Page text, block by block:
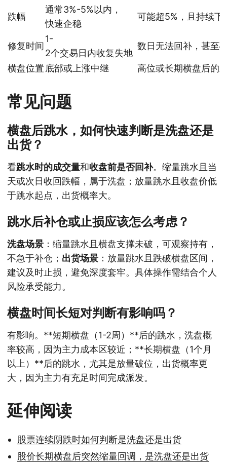
跌幅
通常3%-5%以内，
快速企稳
可能超5%，且持续下
修复时间
1-
2个交易日内收复失地
数日无法回补，甚至
横盘位置 底部或上涨中继 高位或长期横盘后的
常见问题
横盘后跳水，如何快速判断是洗盘还是
出货？
看跳水时的成交量和收盘前是否回补。缩量跳水且当
天或次日收回跌幅，属于洗盘；放量跳水且收盘价低
于跳水起点，出货概率大。
跳水后补仓或止损应该怎么考虑？
洗盘场景 ：缩量跳水且横盘支撑未破，可观察持有，
不急于补仓； 出货场景 ：放量跳水且跌破横盘区间，
建议及时止损，避免深度套牢。具体操作需结合个人
风险承受能力。
横盘时间长短对判断有影响吗？
有影响。**短期横盘（1-2周）**后的跳水，洗盘概
率较高，因为主力成本区较近；**长期横盘（1个月
以上）**后的跳水，尤其是放量破位，出货概率更
大，因为主力有充足时间完成派发。
延伸阅读
股票连续阴跌时如何判断是洗盘还是出货
股价长期横盘后突然缩量回调，是洗盘还是出货